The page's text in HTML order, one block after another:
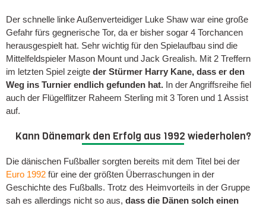
Der schnelle linke Außenverteidiger Luke Shaw war eine große
Gefahr fürs gegnerische Tor, da er bisher sogar 4 Torchancen
herausgespielt hat. Sehr wichtig für den Spielaufbau sind die
Mittelfeldspieler Mason Mount und Jack Grealish. Mit 2 Treffern
im letzten Spiel zeigte der Stürmer Harry Kane, dass er den
Weg ins Turnier endlich gefunden hat. In der Angriffsreihe fiel
auch der Flügelflitzer Raheem Sterling mit 3 Toren und 1 Assist
auf.
Kann Dänemark den Erfolg aus 1992 wiederholen?
Die dänischen Fußballer sorgten bereits mit dem Titel bei der
Euro 1992 für eine der größten Überraschungen in der
Geschichte des Fußballs. Trotz des Heimvorteils in der Gruppe
sah es allerdings nicht so aus, dass die Dänen solch einen